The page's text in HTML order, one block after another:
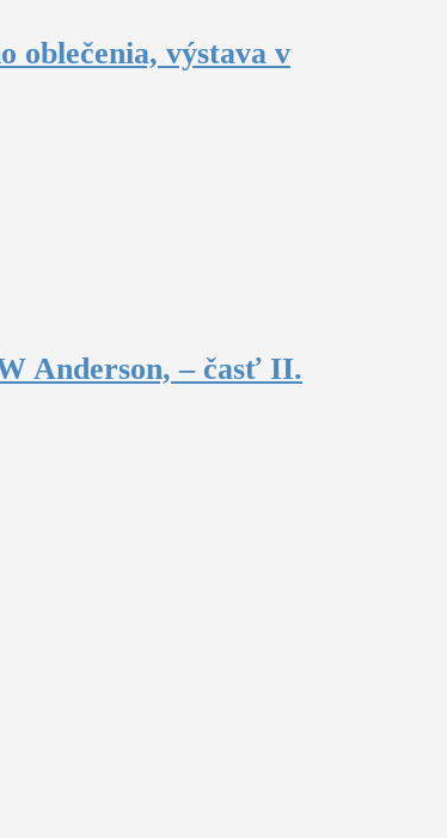
oblečenia, výstava v
Anderson, – časť II.